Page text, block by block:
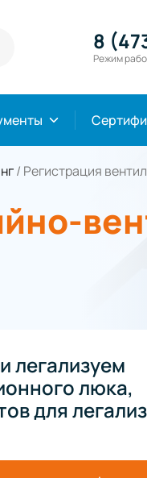
8
Режим
/ Регистрация
легализуем
люка,
для